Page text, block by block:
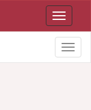
Toggle